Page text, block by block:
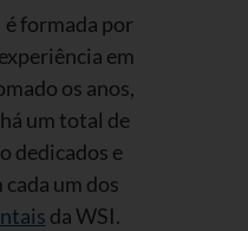
formada por
em
os anos,
um total de
dedicados e
um dos
da WSI.